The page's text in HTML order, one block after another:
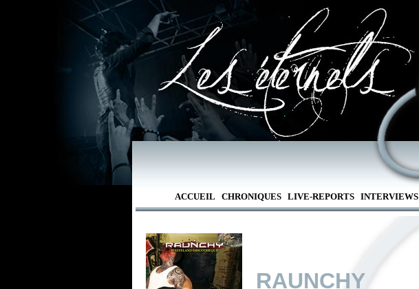
ACCUEIL CHRONIQUES LIVE-REPORTS INTERVIEWS
RAUNCHY